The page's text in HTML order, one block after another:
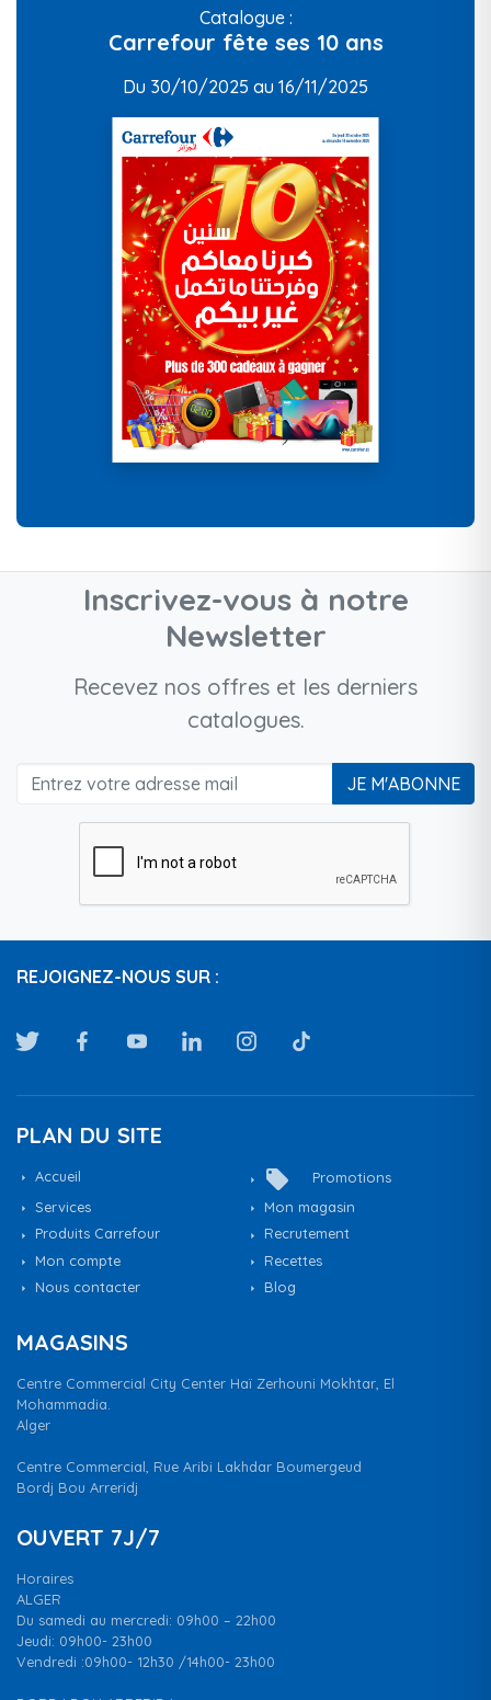
Catalogue :
Carrefour fête ses 10 ans
Du 30/10/2025 au 16/11/2025
Inscrivez-vous à notre
Newsletter
Recevez nos offres et les derniers
catalogues.
JE M'ABONNE
REJOIGNEZ-NOUS SUR :
PLAN DU SITE
Accueil local_offer
Promotions
Services
Mon magasin
Produits Carrefour
Recrutement
Mon compte
Recettes
Nous contacter
Blog
MAGASINS
Centre Commercial City Center Haï Zerhouni Mokhtar, El
Mohammadia.
Alger
Centre Commercial, Rue Aribi Lakhdar Boumergeud
Bordj Bou Arreridj
OUVERT 7J/7
Horaires
ALGER
Du samedi au mercredi: 09h00 – 22h00
Jeudi: 09h00- 23h00
Vendredi :09h00- 12h30 /14h00- 23h00